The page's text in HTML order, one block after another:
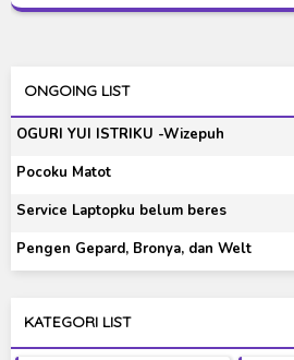
ONGOING LIST
OGURI YUI ISTRIKU -Wizepuh
Pocoku Matot
Service Laptopku belum beres
Pengen Gepard, Bronya, dan Welt
KATEGORI LIST